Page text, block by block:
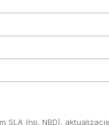
SLA (np. NBD),